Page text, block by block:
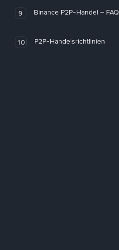
9 Binance P2P-Handel – FAQ
10 P2P-Handelsrichtlinien